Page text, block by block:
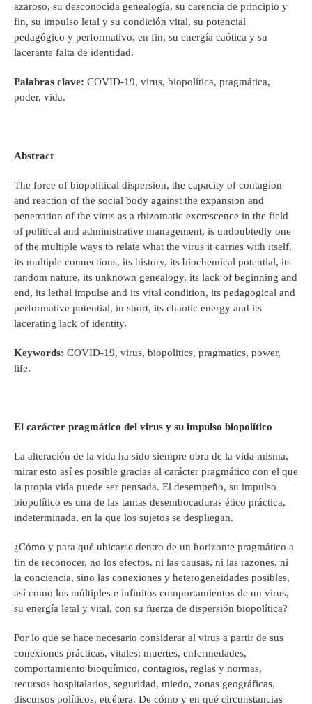
azaroso, su desconocida genealogía, su carencia de principio y
fin, su impulso letal y su condición vital, su potencial
pedagógico y performativo, en fin, su energía caótica y su
lacerante falta de identidad.
Palabras clave: COVID-19, virus, biopolítica, pragmática,
poder, vida.
Abstract
The force of biopolitical dispersion, the capacity of contagion
and reaction of the social body against the expansion and
penetration of the virus as a rhizomatic excrescence in the field
of political and administrative management, is undoubtedly one
of the multiple ways to relate what the virus it carries with itself,
its multiple connections, its history, its biochemical potential, its
random nature, its unknown genealogy, its lack of beginning and
end, its lethal impulse and its vital condition, its pedagogical and
performative potential, in short, its chaotic energy and its
lacerating lack of identity.
Keywords: COVID-19, virus, biopolitics, pragmatics, power,
life.
El carácter pragmático del virus y su impulso biopolítico
La alteración de la vida ha sido siempre obra de la vida misma,
mirar esto así es posible gracias al carácter pragmático con el que
la propia vida puede ser pensada. El desempeño, su impulso
biopolítico es una de las tantas desembocaduras ético práctica,
indeterminada, en la que los sujetos se despliegan.
¿Cómo y para qué ubicarse dentro de un horizonte pragmático a
fin de reconocer, no los efectos, ni las causas, ni las razones, ni
la conciencia, sino las conexiones y heterogeneidades posibles,
así como los múltiples e infinitos comportamientos de un virus,
su energía letal y vital, con su fuerza de dispersión biopolítica?
Por lo que se hace necesario considerar al virus a partir de sus
conexiones prácticas, vitales: muertes, enfermedades,
comportamiento bioquímico, contagios, reglas y normas,
recursos hospitalarios, seguridad, miedo, zonas geográficas,
discursos políticos, etcétera. De cómo y en qué circunstancias